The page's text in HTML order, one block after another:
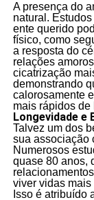
A presença do
natural.
ente querido
físico, como
a resposta do
relações
cicatrização
demonstrando
calorosamente
mais rápidos de
Longevidade e
Talvez um dos
sua associação
Numerosos
quase 80 anos,
viver vidas
Isso é atribuído